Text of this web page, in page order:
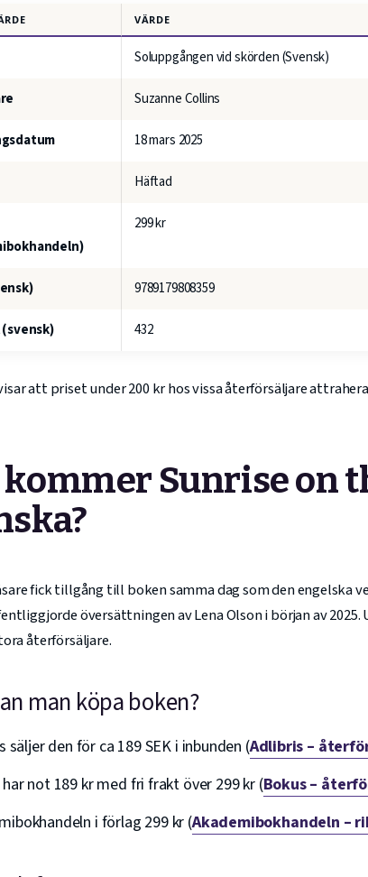
VÄRDE
Soluppgången vid skörden (Svensk)
Suzanne Collins
18 mars 2025
Häftad
299 kr
9789179808359
432
att priset under 200 kr hos vissa återförsäljare
Sunrise on
fick tillgång till boken samma dag som den engelska
översättningen av Lena Olson i början av
återförsäljare.
man köpa boken?
säljer den för ca 189 SEK i inbunden (Adlibris –
har not 189 kr med fri frakt över 299 kr (Bokus –
i förlag 299 kr (Akademibokhandeln –